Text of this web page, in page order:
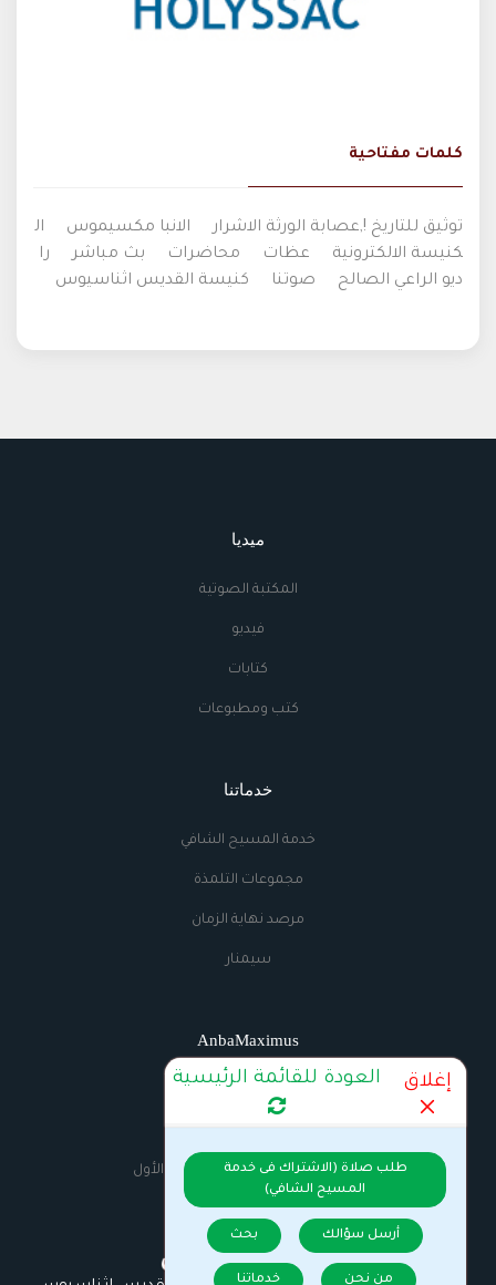
كلمات مفتاحية
توثيق للتاريخ !,عصابة الورثة الاشرار الانبا مكسيموس
ال
كنيسة الالكترونية
عظات محاضرات بث مباشر
را
ديو الراعي الصالح
صوتنا كنيسة القديس اثناسيوس
ميديا
المكتبة الصوتية
فيديو
كتابات
كتب ومطبوعات
خدماتنا
خدمة المسيح الشافي
مجموعات التلمذة
مرصد نهاية الزمان
سيمنار
AnbaMaximus
اتصل بنا
الراديو
السيرة الذاتية للانبا مكسيموس الأول
إغلاق العودة للقائمة الرئيسية
طلب صلاة (الاشتراك فى خدمة
المسيح الشافي)
أرسل سؤالك بحث
من نحن خدماتنا